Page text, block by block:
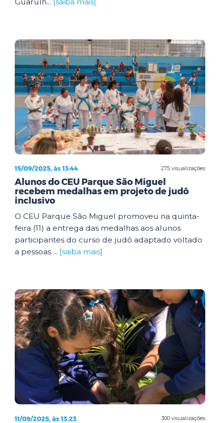
275 visualizações
15/09/2025, às 13:44
Alunos do CEU Parque São Miguel
recebem medalhas em projeto de judô
inclusivo
O CEU Parque São Miguel promoveu na quinta-
feira (11) a entrega das medalhas aos alunos
participantes do curso de judô adaptado voltado
a pessoas ... [saiba mais]
300 visualizações
11/09/2025, às 13:23